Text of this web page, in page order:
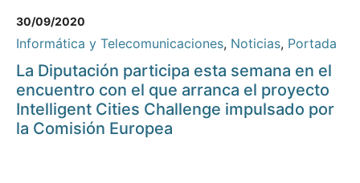
30/09/2020
Informática y Telecomunicaciones, Noticias, Portada
La Diputación participa esta semana en el
encuentro con el que arranca el proyecto
Intelligent Cities Challenge impulsado por
la Comisión Europea